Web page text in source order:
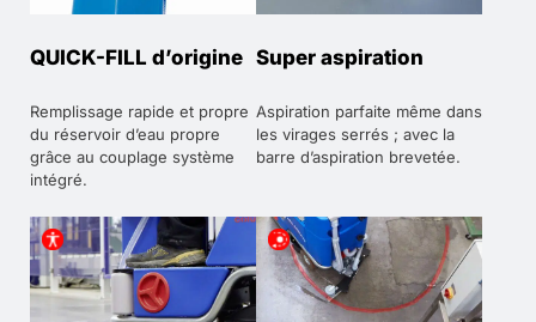
QUICK-FILL d’origine
Remplissage rapide et propre
du réservoir d’eau propre
grâce au couplage système
intégré.
Super aspiration
Aspiration parfaite même dans
les virages serrés ; avec la
barre d’aspiration brevetée.